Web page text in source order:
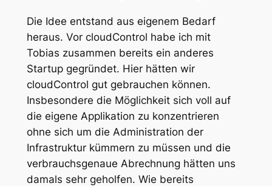
Die Idee entstand aus eigenem Bedarf
heraus. Vor cloudControl habe ich mit
Tobias zusammen bereits ein anderes
Startup gegründet. Hier hätten wir
cloudControl gut gebrauchen können.
Insbesondere die Möglichkeit sich voll auf
die eigene Applikation zu konzentrieren
ohne sich um die Administration der
Infrastruktur kümmern zu müssen und die
verbrauchsgenaue Abrechnung hätten uns
damals sehr geholfen. Wie bereits